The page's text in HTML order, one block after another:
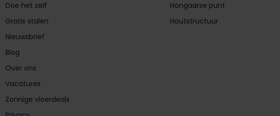
Doe het zelf
Gratis stalen
Nieuwsbrief
Blog
Over ons
Vacatures
Zonnige vloerdeals
Hongaarse punt
Houtstructuur